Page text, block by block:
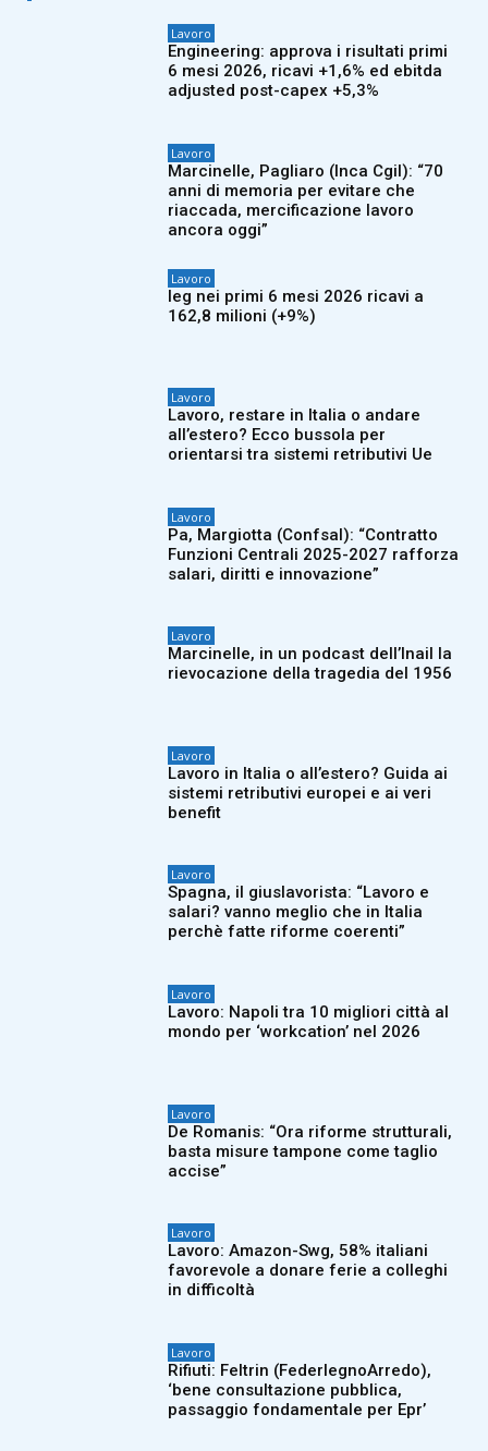
Lavoro
Engineering: approva i risultati primi
6 mesi 2026, ricavi +1,6% ed ebitda
adjusted post-capex +5,3%
Lavoro
Marcinelle, Pagliaro (Inca Cgil): “70
anni di memoria per evitare che
riaccada, mercificazione lavoro
ancora oggi”
Lavoro
Ieg nei primi 6 mesi 2026 ricavi a
162,8 milioni (+9%)
Lavoro
Lavoro, restare in Italia o andare
all’estero? Ecco bussola per
orientarsi tra sistemi retributivi Ue
Lavoro
Pa, Margiotta (Confsal): “Contratto
Funzioni Centrali 2025-2027 rafforza
salari, diritti e innovazione”
Lavoro
Marcinelle, in un podcast dell’Inail la
rievocazione della tragedia del 1956
Lavoro
Lavoro in Italia o all’estero? Guida ai
sistemi retributivi europei e ai veri
benefit
Lavoro
Spagna, il giuslavorista: “Lavoro e
salari? vanno meglio che in Italia
perchè fatte riforme coerenti”
Lavoro
Lavoro: Napoli tra 10 migliori città al
mondo per ‘workcation’ nel 2026
Lavoro
De Romanis: “Ora riforme strutturali,
basta misure tampone come taglio
accise”
Lavoro
Lavoro: Amazon-Swg, 58% italiani
favorevole a donare ferie a colleghi
in difficoltà
Lavoro
Rifiuti: Feltrin (FederlegnoArredo),
‘bene consultazione pubblica,
passaggio fondamentale per Epr’